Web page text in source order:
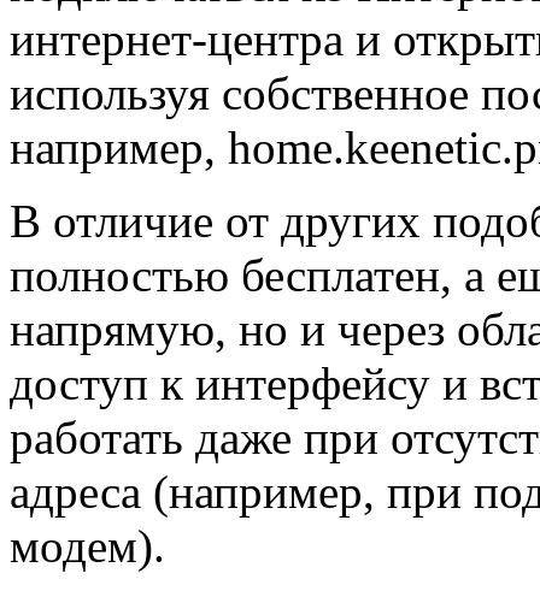
интернет‑центра и
используя собственное
например,
В отличие от других
полностью бесплатен, а
напрямую, но и через
доступ к интерфейсу и
работать даже при
адреса (например, при
модем).